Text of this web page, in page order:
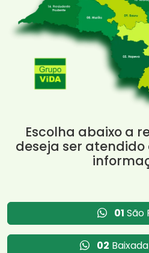
Escolha abaixo a
deseja ser
01 São
02